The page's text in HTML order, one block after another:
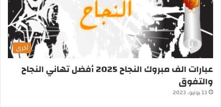
أخرى
عبارات الف مبروك النجاح 2025 أفضل تهاني النجاح
والتفوق
13 يونيو، 2023